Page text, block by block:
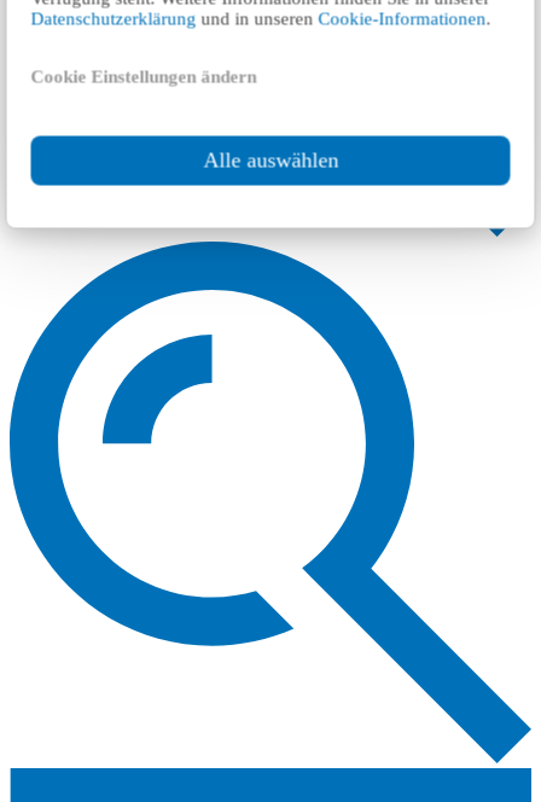
Datenschutzerklärung und in unserenCookie-Informationen.
Cookie Einstellungen ändern
Alle auswählen